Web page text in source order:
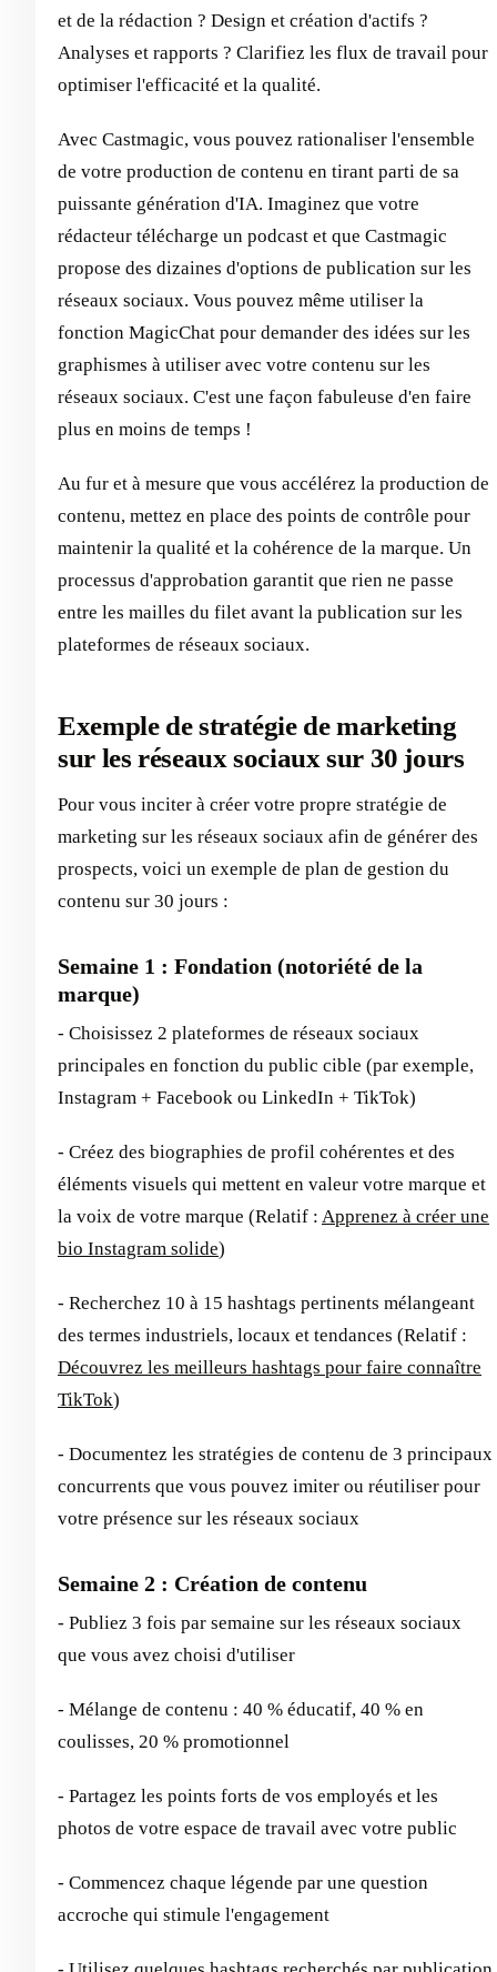
et de la rédaction ? Design et création d'actifs ?
Analyses et rapports ? Clarifiez les flux de travail pour
optimiser l'efficacité et la qualité.
Avec Castmagic, vous pouvez rationaliser l'ensemble
de votre production de contenu en tirant parti de sa
puissante génération d'IA. Imaginez que votre
rédacteur télécharge un podcast et que Castmagic
propose des dizaines d'options de publication sur les
réseaux sociaux. Vous pouvez même utiliser la
fonction MagicChat pour demander des idées sur les
graphismes à utiliser avec votre contenu sur les
réseaux sociaux. C'est une façon fabuleuse d'en faire
plus en moins de temps !
Au fur et à mesure que vous accélérez la production de
contenu, mettez en place des points de contrôle pour
maintenir la qualité et la cohérence de la marque. Un
processus d'approbation garantit que rien ne passe
entre les mailles du filet avant la publication sur les
plateformes de réseaux sociaux.
Exemple de stratégie de marketing
sur les réseaux sociaux sur 30 jours
Pour vous inciter à créer votre propre stratégie de
marketing sur les réseaux sociaux afin de générer des
prospects, voici un exemple de plan de gestion du
contenu sur 30 jours :
Semaine 1 : Fondation (notoriété de la
marque)
- Choisissez 2 plateformes de réseaux sociaux
principales en fonction du public cible (par exemple,
Instagram + Facebook ou LinkedIn + TikTok)
- Créez des biographies de profil cohérentes et des
éléments visuels qui mettent en valeur votre marque et
la voix de votre marque (Relatif : Apprenez à créer une
bio Instagram solide)
- Recherchez 10 à 15 hashtags pertinents mélangeant
des termes industriels, locaux et tendances (Relatif :
Découvrez les meilleurs hashtags pour faire connaître
TikTok)
- Documentez les stratégies de contenu de 3 principaux
concurrents que vous pouvez imiter ou réutiliser pour
votre présence sur les réseaux sociaux
Semaine 2 : Création de contenu
- Publiez 3 fois par semaine sur les réseaux sociaux
que vous avez choisi d'utiliser
- Mélange de contenu : 40 % éducatif, 40 % en
coulisses, 20 % promotionnel
- Partagez les points forts de vos employés et les
photos de votre espace de travail avec votre public
- Commencez chaque légende par une question
accroche qui stimule l'engagement